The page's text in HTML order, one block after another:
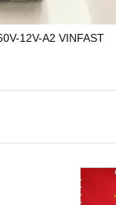
12V-A2 VINFAST